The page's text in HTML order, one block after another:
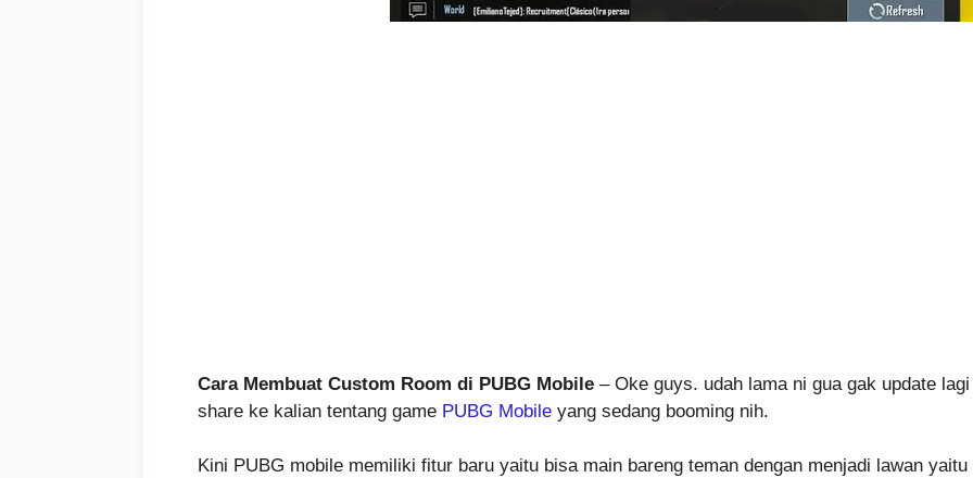
Cara Membuat Custom Room di PUBG Mobile – Oke guys. udah lama ni gua gak update
share ke kalian tentang game PUBG Mobile yang sedang booming nih.
Kini PUBG mobile memiliki fitur baru yaitu bisa main bareng teman dengan menjadi lawan